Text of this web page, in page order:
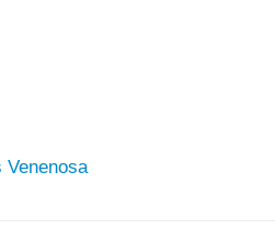
Venenosa